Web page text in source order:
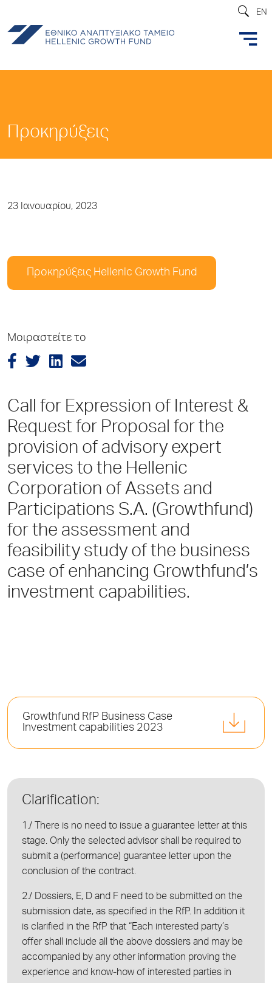
EN
Προκηρύξεις
23 Ιανουαρίου, 2023
Προκηρύξεις Hellenic Growth Fund
Μοιραστείτε το
Call for Expression of Interest &
Request for Proposal for the
provision of advisory expert
services to the Hellenic
Corporation of Assets and
Participations S.A. (Growthfund)
for the assessment and
feasibility study of the business
case of enhancing Growthfund’s
investment capabilities.
Growthfund RfP Business Case
Investment capabilities 2023
Clarification:
1./ There is no need to issue a guarantee letter at this
stage. Only the selected advisor shall be required to
submit a (performance) guarantee letter upon the
conclusion of the contract.
2./ Dossiers, E, D and F need to be submitted on the
submission date, as specified in the RfP. In addition it
is clarified in the RfP that “Each interested party’s
offer shall include all the above dossiers and may be
accompanied by any other information proving the
experience and know-how of interested parties in